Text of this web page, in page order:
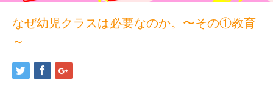
なぜ幼児クラスは必要なのか。〜その①教育
～